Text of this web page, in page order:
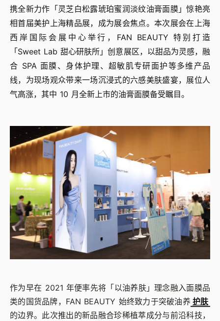
携全新力作「灵芝白松露琥珀蜜润淡纹油膏面膜」惊艳亮
相首届美护上海精品展，成为展会焦点。本次展会在上海
西岸国际会展中心举行，FAN BEAUTY 特别打造
「Sweet Lab 甜心研肤所」创意展区，以甜品为灵感，融
合 SPA 面膜、身体护理、超敏肌专研面护等多维产品
线，为现场观众带来一场沉浸式的六感美肤盛宴，展位人
气高涨，其中 10 月全新上市的油膏面膜备受瞩目。
作为早在 2021 年便率先将「以油养肤」理念融入面膜品
类的国货品牌，FAN BEAUTY 始终致力于突破油养 护肤
的边界。此次推出的新品融合珍稀植萃成分与前沿科技，